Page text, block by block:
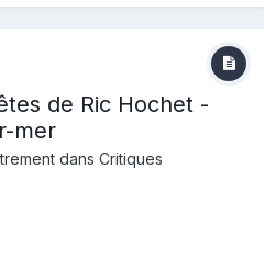
de Ric Hochet -
mer
dans Critiques